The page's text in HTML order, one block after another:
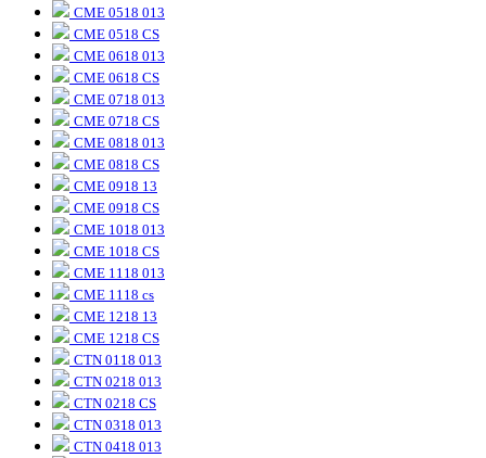
CME 0518 013
CME 0518 CS
CME 0618 013
CME 0618 CS
CME 0718 013
CME 0718 CS
CME 0818 013
CME 0818 CS
CME 0918 13
CME 0918 CS
CME 1018 013
CME 1018 CS
CME 1118 013
CME 1118 cs
CME 1218 13
CME 1218 CS
CTN 0118 013
CTN 0218 013
CTN 0218 CS
CTN 0318 013
CTN 0418 013